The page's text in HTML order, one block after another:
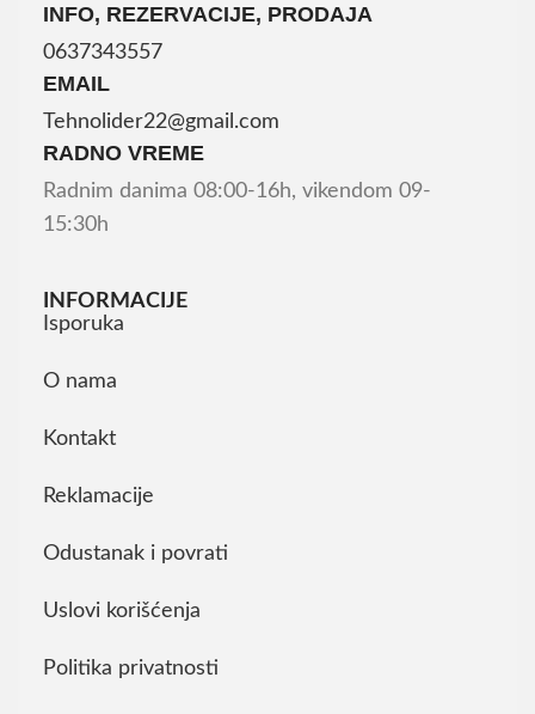
INFO, REZERVACIJE, PRODAJA
0637343557
EMAIL
Tehnolider22@gmail.com
RADNO VREME
Radnim danima 08:00-16h, vikendom 09-
15:30h
INFORMACIJE
Isporuka
O nama
Kontakt
Reklamacije
Odustanak i povrati
Uslovi korišćenja
Politika privatnosti